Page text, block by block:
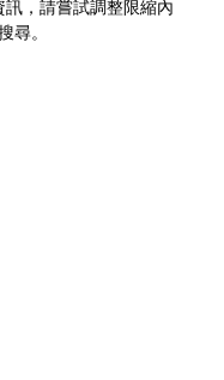
，請嘗試調整限縮內
尋。